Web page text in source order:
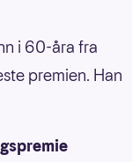
i 60-åra fra
premien. Han